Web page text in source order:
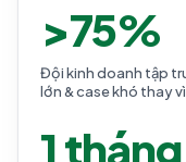
>75%
Đội kinh doanh tập
lớn & case khó thay
1 tháng